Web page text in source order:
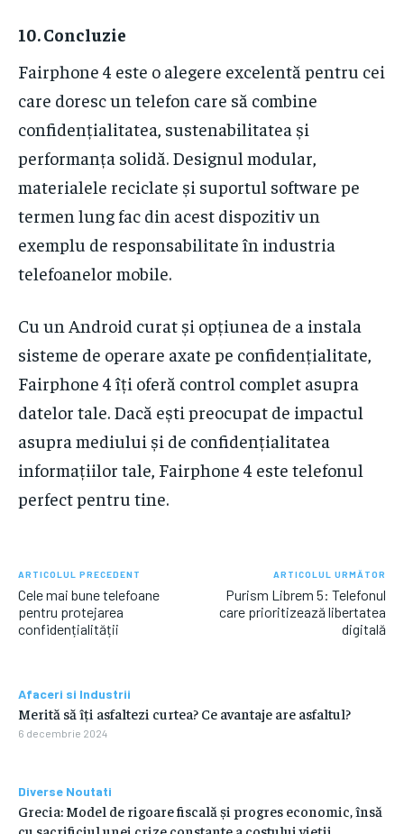
10.Concluzie
Fairphone 4 este o alegere excelentă pentru cei
care doresc un telefon care să combine
confidențialitatea, sustenabilitatea și
performanța solidă. Designul modular,
materialele reciclate și suportul software pe
termen lung fac din acest dispozitiv un
exemplu de responsabilitate în industria
telefoanelor mobile.
Cu un Android curat și opțiunea de a instala
sisteme de operare axate pe confidențialitate,
Fairphone 4 îți oferă control complet asupra
datelor tale. Dacă ești preocupat de impactul
asupra mediului și de confidențialitatea
informațiilor tale, Fairphone 4 este telefonul
perfect pentru tine.
ARTICOLUL PRECEDENT
Cele mai bune telefoane
pentru protejarea
confidențialității
ARTICOLUL URMĂTOR
Purism Librem 5: Telefonul
care prioritizează libertatea
digitală
Afaceri si Industrii
Merită să îți asfaltezi curtea? Ce avantaje are asfaltul?
6 decembrie 2024
Diverse Noutati
Grecia: Model de rigoare fiscală și progres economic, însă